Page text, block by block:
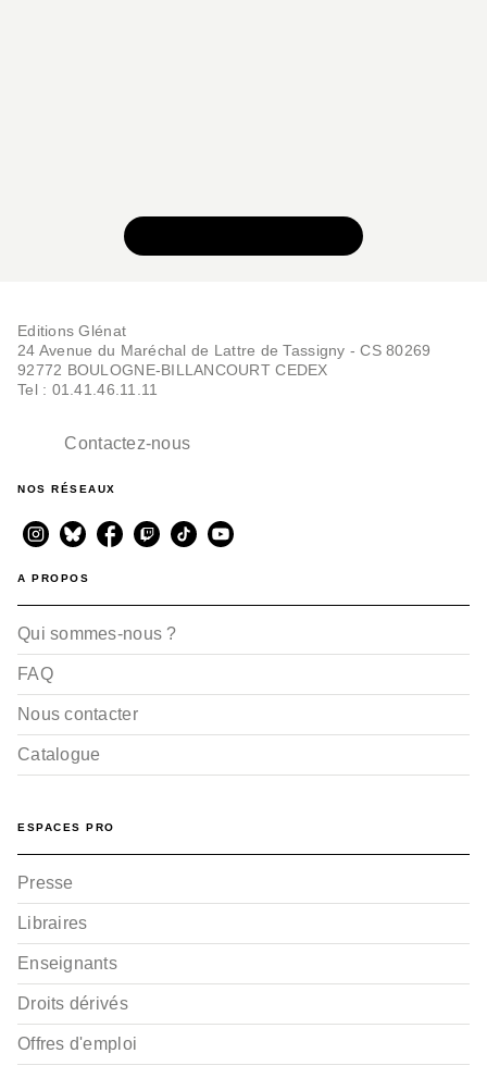
François Corteggiani
Sundance - Tome 02
Michel Suro
02/10/1996
Editions Glénat
24 Avenue du Maréchal de Lattre de Tassigny - CS 80269
92772 BOULOGNE-BILLANCOURT CEDEX
Tel : 01.41.46.11.11
Contactez-nous
NOS RÉSEAUX
A PROPOS
Qui sommes-nous ?
FAQ
Nous contacter
Catalogue
ESPACES PRO
Presse
Libraires
Enseignants
Droits dérivés
Offres d'emploi